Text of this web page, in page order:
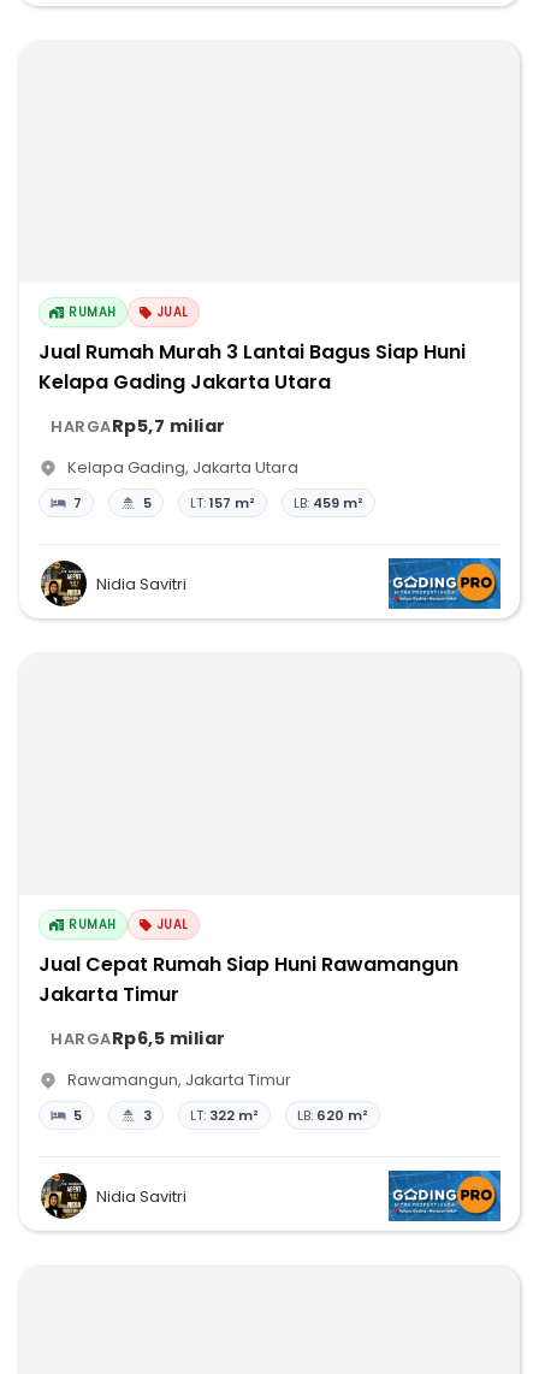
RUMAH JUAL
Jual Rumah Murah 3 Lantai Bagus Siap Huni
Kelapa Gading Jakarta Utara
HARGARp5,7 miliar
Kelapa Gading, Jakarta Utara
7 5 LT:157 m² LB: 459 m²
Nidia Savitri
RUMAH JUAL
Jual Cepat Rumah Siap Huni Rawamangun
Jakarta Timur
HARGARp6,5 miliar
Rawamangun, Jakarta Timur
5 3 LT: 322 m² LB: 620 m²
Nidia Savitri